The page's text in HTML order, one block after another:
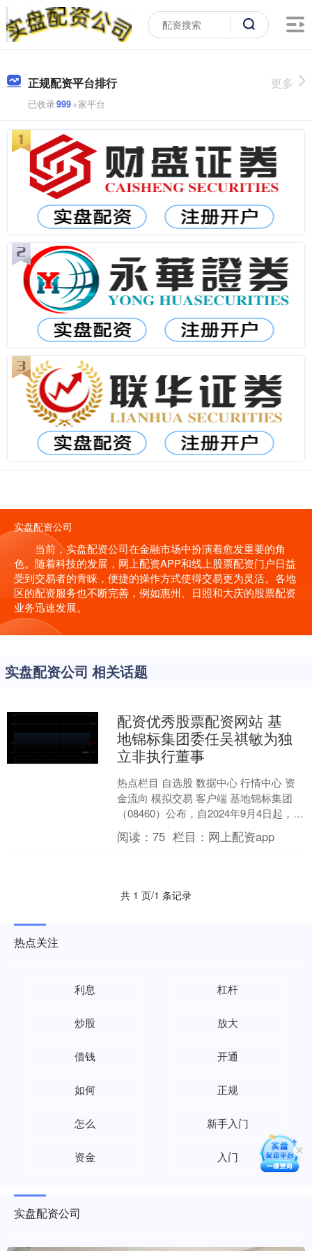
正规配资平台排行
已收录999+家平台
更多
实盘配资公司
当前，实盘配资公司在金融市场中扮演着愈发重要的角
色。随着科技的发展，网上配资APP和线上股票配资门户日益
受到交易者的青睐，便捷的操作方式使得交易更为灵活。各地
区的配资服务也不断完善，例如惠州、日照和大庆的股票配资
业务迅速发展。
实盘配资公司 相关话题
配资优秀股票配资网站 基
地锦标集团委任吴祺敏为独
立非执行董事
热点栏目 自选股 数据中心 行情中心 资
金流向 模拟交易 客户端 基地锦标集团
（08460）公布，自2024年9月4日起，杜
婉芬因其个人其他业务，已辞任公司执
行....
阅读：75 栏目： 网上配资app
共 1 页/1 条记录
热点关注
利息 杠杆
炒股 放大
借钱 开通
如何 正规
怎么 新手入门
资金 入门
实盘配资公司